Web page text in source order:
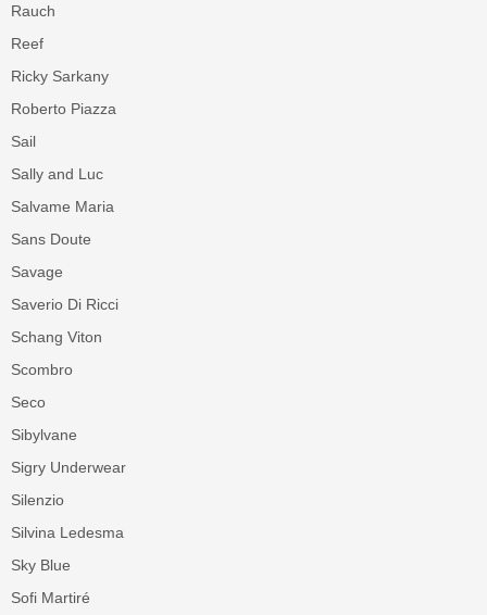
Rauch
Reef
Ricky Sarkany
Roberto Piazza
Sail
Sally and Luc
Salvame Maria
Sans Doute
Savage
Saverio Di Ricci
Schang Viton
Scombro
Seco
Sibylvane
Sigry Underwear
Silenzio
Silvina Ledesma
Sky Blue
Sofi Martiré